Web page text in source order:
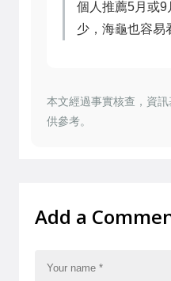
個人推薦5月或9
少，海龜也容易
本文經過事實核查，資
供參考。
Add a